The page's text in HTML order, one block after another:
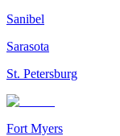
Sanibel
Sarasota
St. Petersburg
Fort Myers